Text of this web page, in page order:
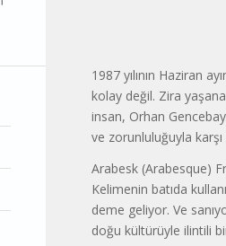
1987 yılının Haziran
kolay değil. Zira
insan, Orhan
ve zorunluluğuyla kar­şı
Arabesk (Arabesque)
Kelimenin batıda
deme geliyor. Ve
doğu kültürüyle ilintili